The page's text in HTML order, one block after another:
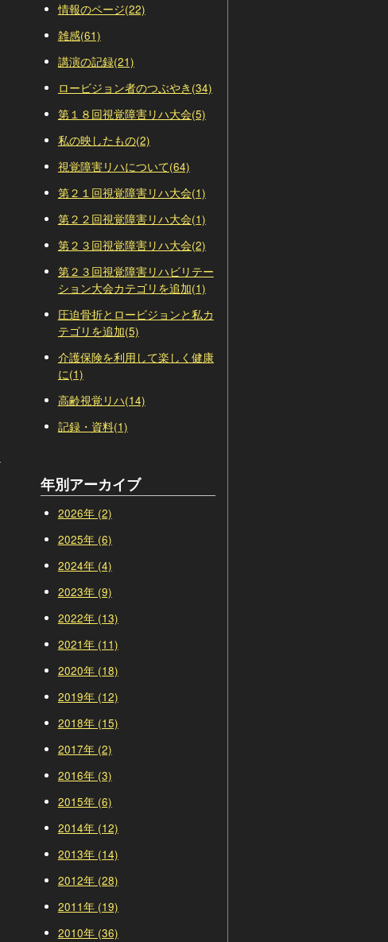
情報のページ(22)
雑感(61)
講演の記録(21)
ロービジョン者のつぶやき(34)
第１８回視覚障害リハ大会(5)
私の映したもの(2)
視覚障害リハについて(64)
第２１回視覚障害リハ大会(1)
第２２回視覚障害リハ大会(1)
第２３回視覚障害リハ大会(2)
第２３回視覚障害リハビリテー
ション大会カテゴリを追加(1)
圧迫骨折とロービジョンと私カ
テゴリを追加(5)
介護保険を利用して楽しく健康
に(1)
高齢視覚リハ(14)
記録・資料(1)
年別アーカイブ
2026年 (2)
2025年 (6)
2024年 (4)
2023年 (9)
2022年 (13)
2021年 (11)
2020年 (18)
2019年 (12)
2018年 (15)
2017年 (2)
2016年 (3)
2015年 (6)
2014年 (12)
2013年 (14)
2012年 (28)
2011年 (19)
2010年 (36)